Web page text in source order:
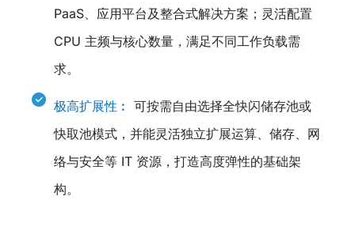
PaaS、应用平台及整合式解决方案；灵活配置
CPU 主频与核心数量，满足不同工作负载需
求。
极高扩展性︰ 可按需自由选择全快闪储存池或
快取池模式，并能灵活独立扩展运算、储存、网
络与安全等 IT 资源，打造高度弹性的基础架
构。